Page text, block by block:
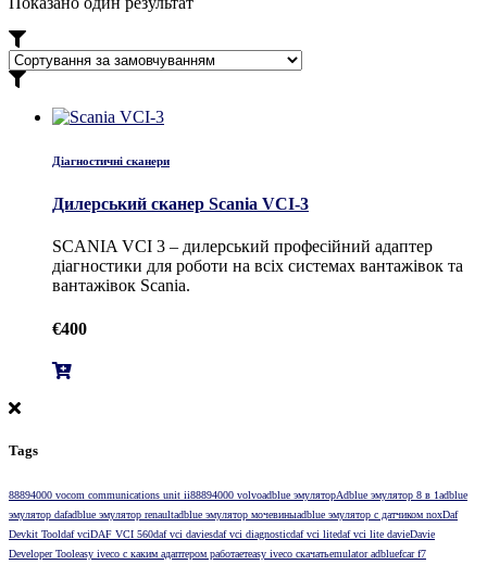
Діагностичні сканери
Дилерський сканер Scania VCI-3
SCANIA VCI 3 – дилерський професійний адаптер
діагностики для роботи на всіх системах вантажівок та
вантажівок Scania.
€400
Tags
88894000 vocom communications unit ii88894000 volvoadblue эмуляторAdblue эмулятор 8 в 1adblue
эмулятор dafadblue эмулятор renaultadblue эмулятор мочевиныadblue эмулятор с датчиком noxDaf
Devkit Tooldaf vciDAF VCI 560daf vci daviesdaf vci diagnosticdaf vci litedaf vci lite davieDavie
Developer Tooleasy iveco с каким адаптером работаетeasy iveco скачатьemulator adbluefcar f7